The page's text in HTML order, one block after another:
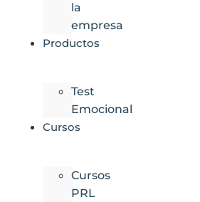
la
empresa
Productos
Test
Emocional
Cursos
Cursos
PRL